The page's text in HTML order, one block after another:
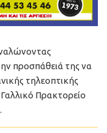
προσπάθειά της να
τηλεοπτικής
Πρακτορείο